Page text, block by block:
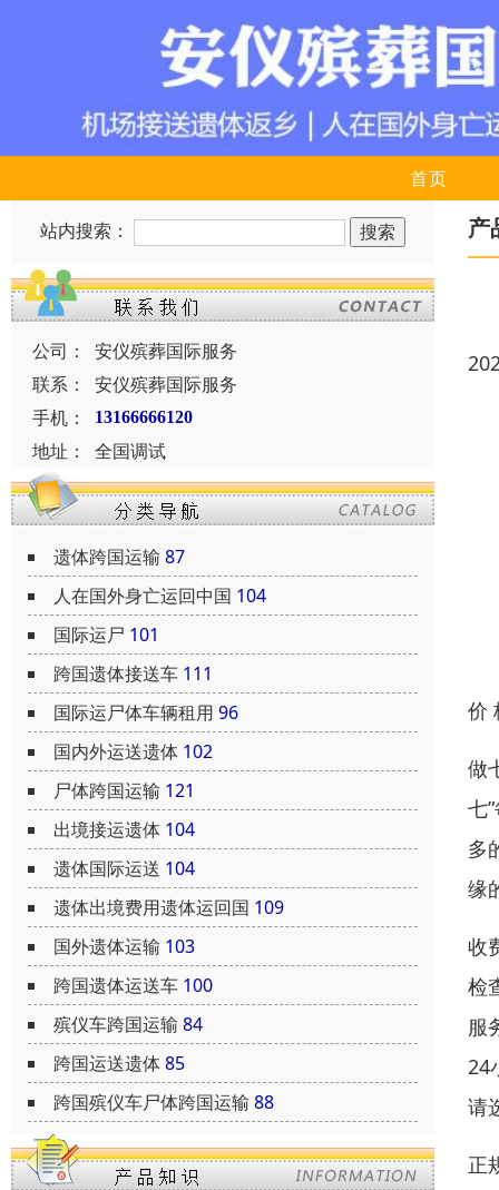
首页
站内搜索：
公司：
安仪殡葬国际服务
联系：
安仪殡葬国际服务
手机：
13166666120
地址： 全国调试
遗体跨国运输 87
人在国外身亡运回中国 104
国际运尸 101
跨国遗体接送车 111
国际运尸体车辆租用 96
国内外运送遗体 102
尸体跨国运输 121
出境接运遗体 104
遗体国际运送 104
遗体出境费用遗体运回国 109
国外遗体运输 103
跨国遗体运送车 100
殡仪车跨国运输 84
跨国运送遗体85
跨国殡仪车尸体跨国运输 88
产
价
做
七
多
缘
收
检
服
24
请
正